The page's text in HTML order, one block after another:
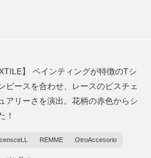
】 ペインティングが特徴のTシ
ピースを合わせ、レースのビスチェ
アリーさを演出。花柄の赤色からシ
！
REMME OtroAccesorio